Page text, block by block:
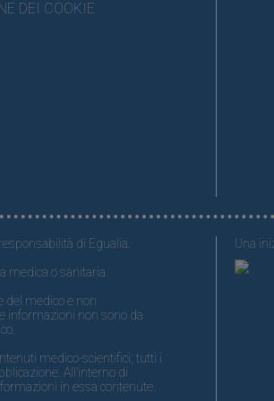
DEI COOKIE
di Egualia.
medica o sanitaria.
del medico e non
informazioni non sono da
medico-scientifici; tutti i
All’interno di
in essa contenute.
Una